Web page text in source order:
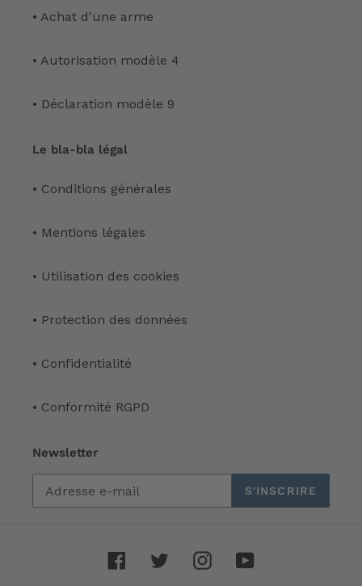
• Achat d'une arme
• Autorisation modèle 4
• Déclaration modèle 9
Le bla-bla légal
• Conditions générales
• Mentions légales
• Utilisation des cookies
• Protection des données
• Confidentialité
• Conformité RGPD
Newsletter
S'INSCRIRE
FacebookTwitterInstagram